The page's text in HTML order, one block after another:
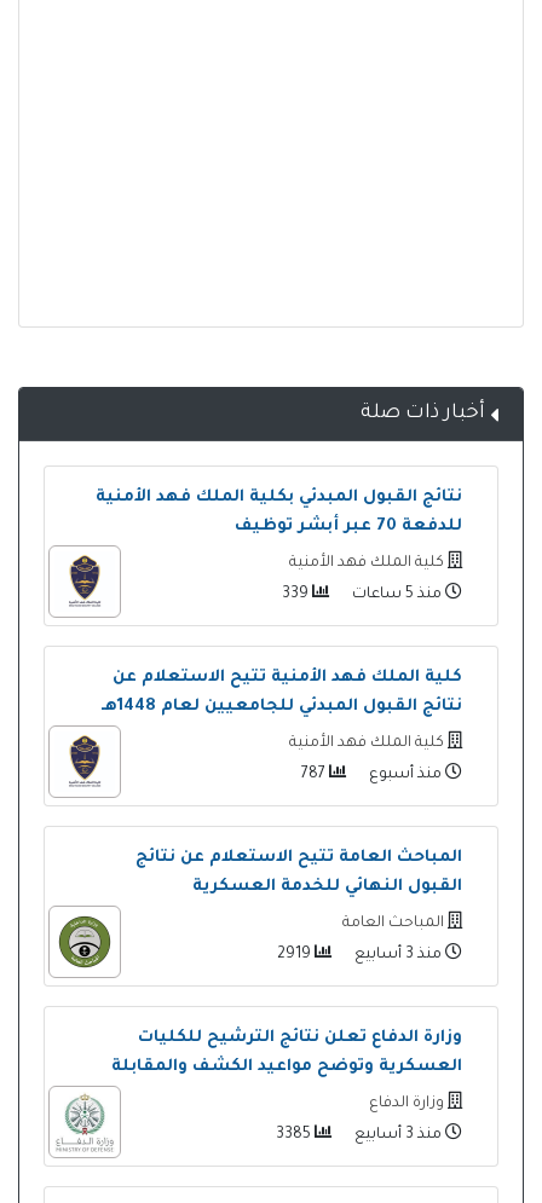
أخبار ذات صلة
نتائج القبول المبدئي بكلية الملك فهد الأمنية
للدفعة 70 عبر أبشر توظيف
كلية الملك فهد الأمنية
منذ 5 ساعات
كلية الملك فهد الأمنية تتيح الاستعلام عن
نتائج القبول المبدئي للجامعيين لعام 1448هـ
كلية الملك فهد الأمنية
منذ أسبوع
المباحث العامة تتيح الاستعلام عن نتائج
القبول النهائي للخدمة العسكرية
المباحث العامة
منذ 3 أسابيع
وزارة الدفاع تعلن نتائج الترشيح للكليات
العسكرية وتوضح مواعيد الكشف والمقابلة
وزارة الدفاع
منذ 3 أسابيع